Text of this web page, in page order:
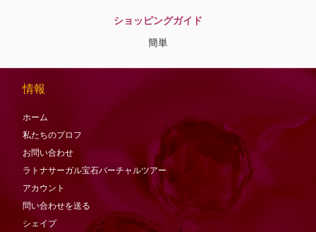
ショッピングガイド
簡単
情報
ホーム
私たちのプロフ
お問い合わせ
ラトナサーガル宝石バーチャ​​ルツアー
アカウント
問い合わせを送る
シェイプ